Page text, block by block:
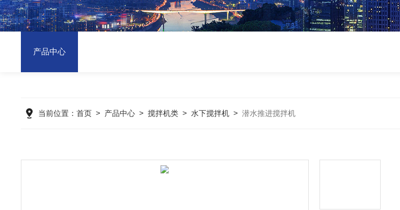
产品中心
当前位置： 首页> 产品中心> 搅拌机类> 水下搅拌机> 潜水推进搅拌机